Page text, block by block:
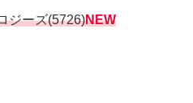
ジーズ(5726)NEW